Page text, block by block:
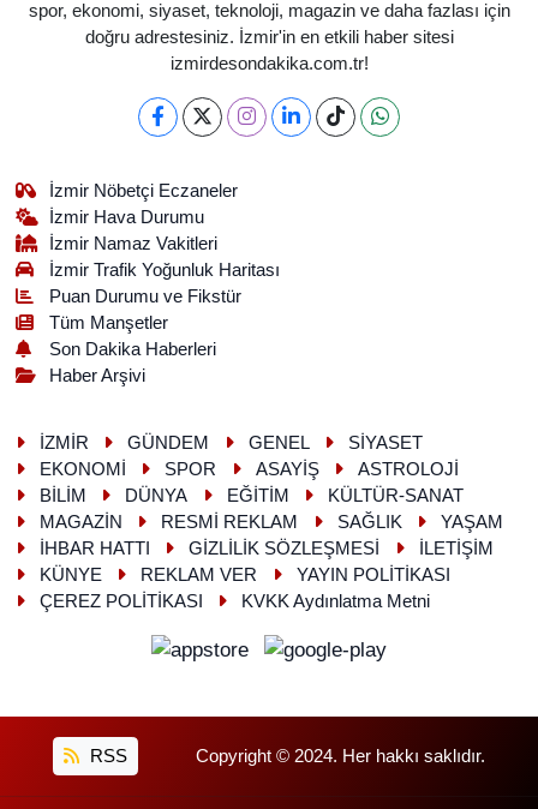
spor, ekonomi, siyaset, teknoloji, magazin ve daha fazlası için
doğru adrestesiniz. İzmir'in en etkili haber sitesi
izmirdesondakika.com.tr!
İzmir Nöbetçi Eczaneler
İzmir Hava Durumu
İzmir Namaz Vakitleri
İzmir Trafik Yoğunluk Haritası
Puan Durumu ve Fikstür
Tüm Manşetler
Son Dakika Haberleri
Haber Arşivi
İZMİR GÜNDEM GENEL
SİYASET
EKONOMİ
SPOR ASAYİŞ
ASTROLOJİ
BİLİM
DÜNYA EĞİTİM
KÜLTÜR-SANAT
MAGAZİN
RESMİ REKLAM SAĞLIK
YAŞAM
İHBAR HATTI
GİZLİLİK SÖZLEŞMESİ
İLETİŞİM
KÜNYE
REKLAM VER
YAYIN POLİTİKASI
ÇEREZ POLİTİKASI
KVKK Aydınlatma Metni
RSS Copyright © 2024. Her hakkı saklıdır.